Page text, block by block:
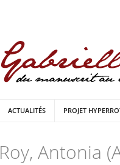
ACTUALITÉS PROJET
Roy, Antonia